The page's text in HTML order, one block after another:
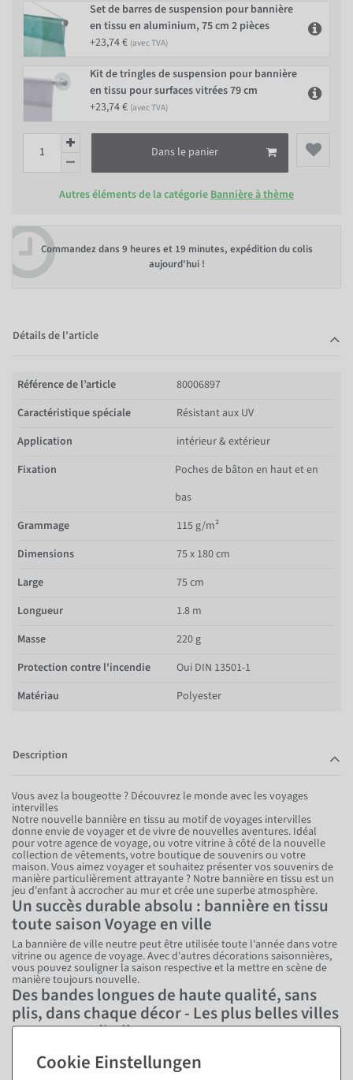
Set de barres de suspension pour bannière
en tissu en aluminium, 75 cm 2 pièces
+23,74 € (avec TVA)
Kit de tringles de suspension pour bannière
en tissu pour surfaces vitrées 79 cm
+23,74 € (avec TVA)
Dans le panier
Autres éléments de la catégorie Bannière à thème
Commandez dans 9 heures et 19 minutes, expédition du colis
aujourd'hui !
Détails de l'article
Référence de l’article
80006897
Caractéristique spéciale
Résistant aux UV
Application
intérieur & extérieur
Fixation
Poches de bâton en haut et en
bas
Grammage
115 g/m²
Dimensions
75 x 180 cm
Large
75 cm
Longueur
1.8 m
Masse
220 g
Protection contre l'incendie
Oui DIN 13501-1
Matériau
Polyester
Description
Vous avez la bougeotte ? Découvrez le monde avec les voyages
intervilles
Notre nouvelle bannière en tissu au motif de voyages intervilles
donne envie de voyager et de vivre de nouvelles aventures. Idéal
pour votre agence de voyage, ou votre vitrine à côté de la nouvelle
collection de vêtements, votre boutique de souvenirs ou votre
maison. Vous aimez voyager et souhaitez présenter vos souvenirs de
manière particulièrement attrayante ? Notre bannière en tissu est un
jeu d'enfant à accrocher au mur et crée une superbe atmosphère.
Un succès durable absolu : bannière en tissu
toute saison Voyage en ville
La bannière de ville neutre peut être utilisée toute l'année dans votre
vitrine ou agence de voyage. Avec d'autres décorations saisonnières,
vous pouvez souligner la saison respective et la mettre en scène de
manière toujours nouvelle.
Des bandes longues de haute qualité, sans
plis, dans chaque décor - Les plus belles villes
en un coup d'œil
Nos impressions de motifs sont ourlées sur le dessus et le dessous. En
combinaison avec une tige de suspension et de stabilisation, vous
obtenez ainsi un tombé sans plis et uniformément lisse du tissu du